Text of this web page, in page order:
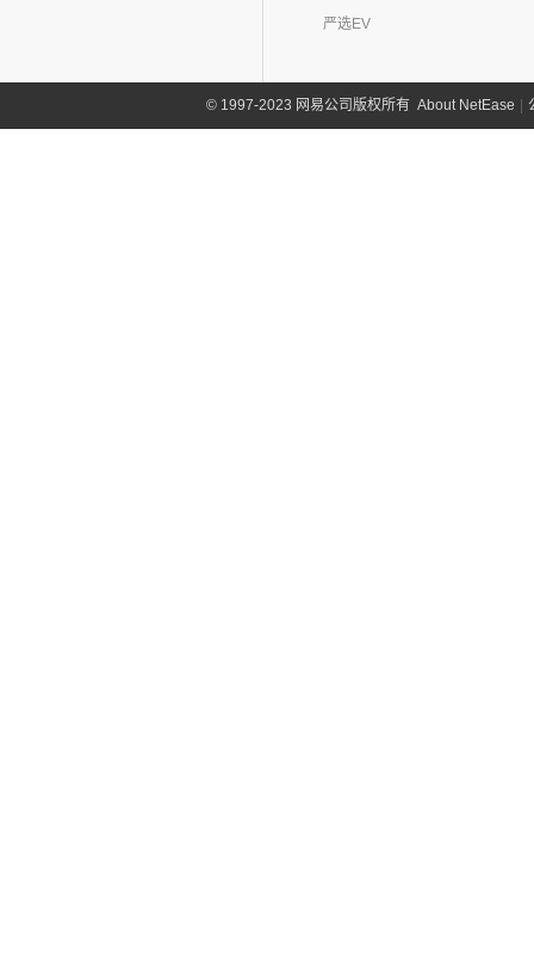
严选EV
©1997-2023 网易公司版权所有 About NetEase